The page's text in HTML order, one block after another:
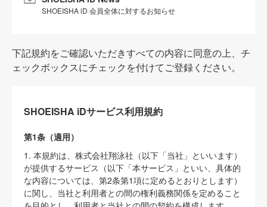
SHOEISHA iD 会員全体に対するお知らせ
下記規約をご確認いただきすべての内容に同意の上、チ
ェックボックスにチェックを付けてご登録ください。
SHOEISHA iDサービス利用規約
第1条（適用）
1. 本規約は、株式会社翔泳社（以下「当社」といいます）
が提供するサービス（以下「本サービス」といい、具体的
な内容については、第2条第1項に定めるとおりとします）
に関し、当社と利用者との間の権利義務関係を定めること